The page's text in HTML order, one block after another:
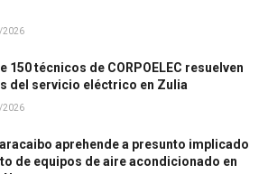
2026
150 técnicos de CORPOELEC resuelven
del servicio eléctrico en Zulia
2026
aprehende a presunto implicado
de equipos de aire acondicionado en